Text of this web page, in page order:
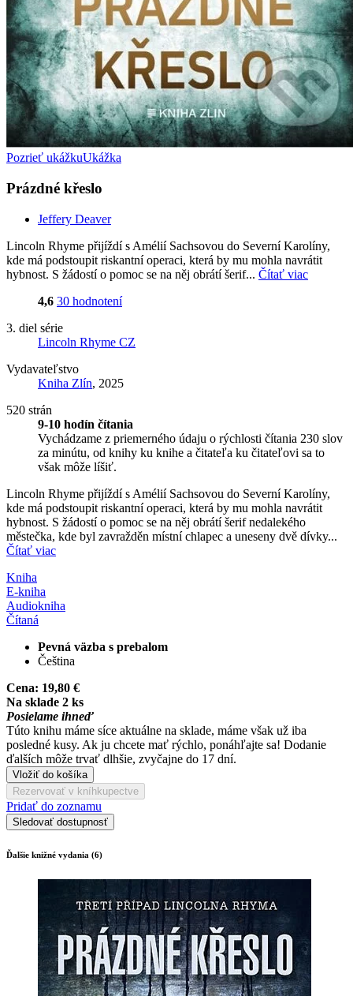
Pozrieť ukážkuUkážka
Prázdné křeslo
Jeffery Deaver
Lincoln Rhyme přijíždí s Amélií Sachsovou do Severní Karolíny,
kde má podstoupit riskantní operaci, která by mu mohla navrátit
hybnost. S žádostí o pomoc se na něj obrátí šerif... Čítať viac
4,6 30 hodnotení
3. diel série
Lincoln Rhyme CZ
Vydavateľstvo
Kniha Zlín, 2025
520 strán
9-10 hodín čítania
Vychádzame z priemerného údaju o rýchlosti čítania 230 slov
za minútu, od knihy ku knihe a čitateľa ku čitateľovi sa to
však môže líšiť.
Lincoln Rhyme přijíždí s Amélií Sachsovou do Severní Karolíny,
kde má podstoupit riskantní operaci, která by mu mohla navrátit
hybnost. S žádostí o pomoc se na něj obrátí šerif nedalekého
městečka, kde byl zavražděn místní chlapec a uneseny dvě dívky...
Čítať viac
Kniha
E-kniha
Audiokniha
Čítaná
Pevná väzba s prebalom
Čeština
Cena: 19,80 €
Na sklade 2 ks
Posielame ihneď
Túto knihu máme síce aktuálne na sklade, máme však už iba
posledné kusy. Ak ju chcete mať rýchlo, ponáhľajte sa! Dodanie
ďalších môže trvať dlhšie, zvyčajne do 17 dní.
Vložiť do košíka
Rezervovať v kníhkupectve
Pridať do zoznamu
Sledovať dostupnosť
Ďalšie knižné vydania (6)